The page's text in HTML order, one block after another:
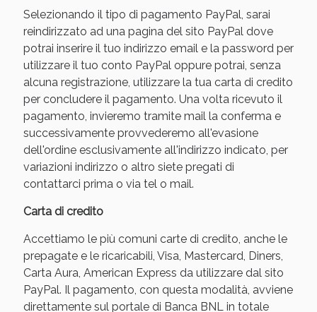
Selezionando il tipo di pagamento PayPal, sarai
reindirizzato ad una pagina del sito PayPal dove
potrai inserire il tuo indirizzo email e la password per
utilizzare il tuo conto PayPal oppure potrai, senza
alcuna registrazione, utilizzare la tua carta di credito
per concludere il pagamento. Una volta ricevuto il
pagamento, invieremo tramite mail la conferma e
successivamente provvederemo all'evasione
dell'ordine esclusivamente all'indirizzo indicato, per
variazioni indirizzo o altro siete pregati di
contattarci prima o via tel o mail.
Carta di credito
Accettiamo le più comuni carte di credito, anche le
prepagate e le ricaricabili, Visa, Mastercard, Diners,
Carta Aura, American Express da utilizzare dal sito
PayPal. Il pagamento, con questa modalità, avviene
direttamente sul portale di Banca BNL in totale
Benessere Intestinale: Sconto fino al 55% valido
oggi!